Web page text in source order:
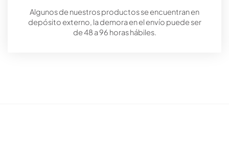
Algunos de nuestros productos se encuentran en
depósito externo, la demora en el envío puede ser
de 48 a 96 horas hábiles.